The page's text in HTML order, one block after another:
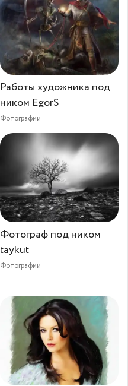
Работы художника под
ником EgorS
Фотографии
Фотограф под ником
taykut
Фотографии